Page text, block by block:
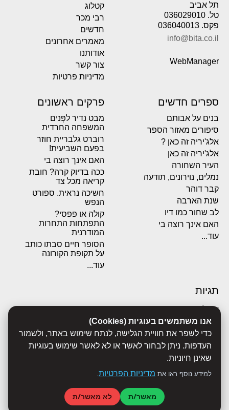
אנו משתמשים בעוגיות (Cookies)
כדי לשפר את חוויית הגלישה, לנתח שימוש באתר, ולשמור
העדפות. ניתן לבחור לאשר או לא לאשר שימוש בעוגיות
שאינן חיוניות.
למידע נוסף ראו את מדיניות הפרטיות.
מאשר/ת לא מאשר/ת
תל אביב
טל. 036029010
פקס. 036040013
info@bita.co.il
WebManager
קטלוג
רבי מכר
חדשים
מאמרים אחרונים
אודותנו
צור קשר
מדיניות פרטיות
ספרים חדשים
בנים על אבותם
סיפורים מאזור הספר
אלג'יריה זה כאן ?
אלג'יריה זה כאן
העיר השחורה
נמלים, נוירונים, תודעה
קבר דוהר
שנת הארבה
לב שחור כמו דיו
האם אינך רוצה בי
עוד...
פרקים ראשונים
מבט נדיר לפְּנים
המשפחה החרדית
רוברט גלבריית חוזר
בפעם השביעית!
האם אינך רוצה בי
ככה בדיוק קרה? חובת
קריאה מכל צד
חשיכה נראית. ספורט
הנפש
קולה או פפסי?
התפתחות התחרות
המודרנית
הסופר חיים סבתו כותב
על תקופת הקורונה
עוד...
תגיות
אבולוציה
אכסדרה
אנשים
ביוגרפיות
ביולוגיה
ג'רונימו סטילטון